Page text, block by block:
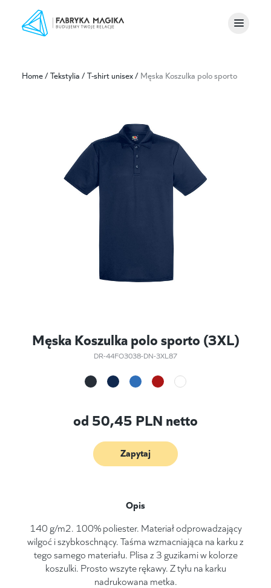
Home/Tekstylia /T-shirt unisex/ Męska Koszulka polo sporto
Męska Koszulka polo sporto (3XL)
DR-44FO3038-DN-3XL87
od 50,45 PLN netto
Zapytaj
Opis
140 g/m2. 100% poliester. Materiał odprowadzający
wilgoć i szybkoschnący. Taśma wzmacniająca na karku z
tego samego materiału. Plisa z 3 guzikami w kolorze
koszulki. Prosto wszyte rękawy. Z tyłu na karku
nadrukowana metka.